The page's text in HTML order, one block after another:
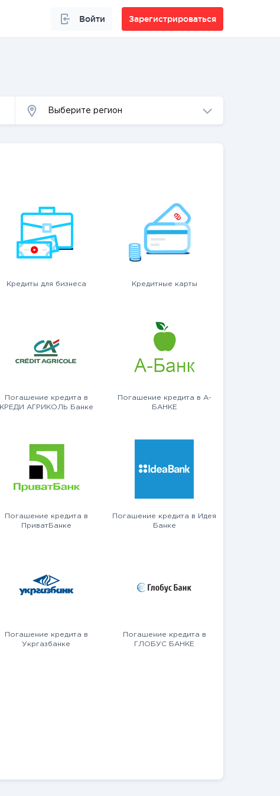
Войти Зарегистрироваться
Выберите регион
Кредиты для бизнеса Кредитные карты
Погашение кредита в
КРЕДИ АГРИКОЛЬ Банке
Погашение кредита в А-
БАНКЕ
Погашение кредита в
ПриватБанке
Погашение кредита в Идея
Банке
Погашение кредита в
Укргазбанке
Погашение кредита в
ГЛОБУС БАНКЕ